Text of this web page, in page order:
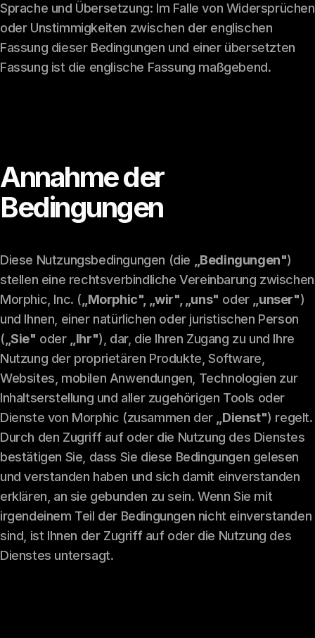
Sprache und Übersetzung: Im Falle von Widersprüchen
oder Unstimmigkeiten zwischen der englischen
Fassung dieser Bedingungen und einer übersetzten
Fassung ist die englische Fassung maßgebend.
Annahme der
Bedingungen
Diese Nutzungsbedingungen (die „Bedingungen")
stellen eine rechtsverbindliche Vereinbarung zwischen
Morphic, Inc. („Morphic", „wir", „uns" oder „unser")
und Ihnen, einer natürlichen oder juristischen Person
(„Sie" oder „Ihr"), dar, die Ihren Zugang zu und Ihre
Nutzung der proprietären Produkte, Software,
Websites, mobilen Anwendungen, Technologien zur
Inhaltserstellung und aller zugehörigen Tools oder
Dienste von Morphic (zusammen der „Dienst") regelt.
Durch den Zugriff auf oder die Nutzung des Dienstes
bestätigen Sie, dass Sie diese Bedingungen gelesen
und verstanden haben und sich damit einverstanden
erklären, an sie gebunden zu sein. Wenn Sie mit
irgendeinem Teil der Bedingungen nicht einverstanden
sind, ist Ihnen der Zugriff auf oder die Nutzung des
Dienstes untersagt.